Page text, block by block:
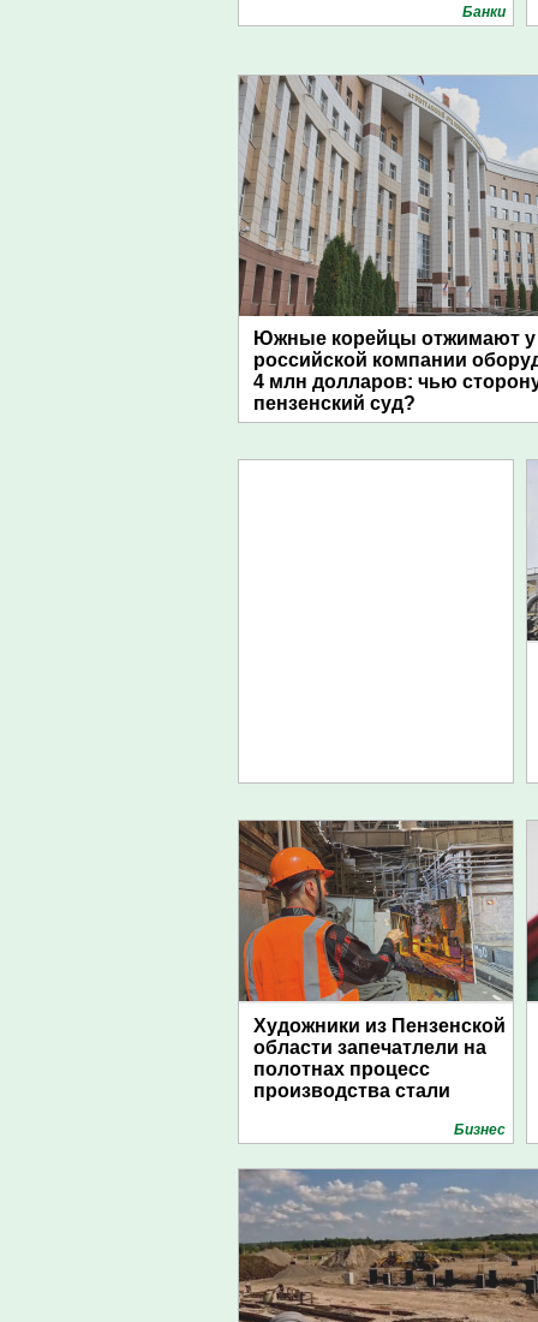
Банки
Южные корейцы отжимают у
российской компании
4 млн долларов: чью
пензенский суд?
Художники из Пензенской
области запечатлели на
полотнах процесс
производства стали
Бизнес